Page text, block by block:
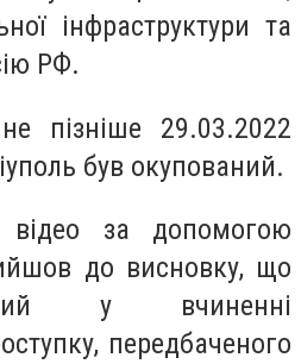
інфраструктури та
РФ.
пізніше 29.03.2022
був окупований.
відео за допомогою
до висновку, що
у вчиненні
передбаченого